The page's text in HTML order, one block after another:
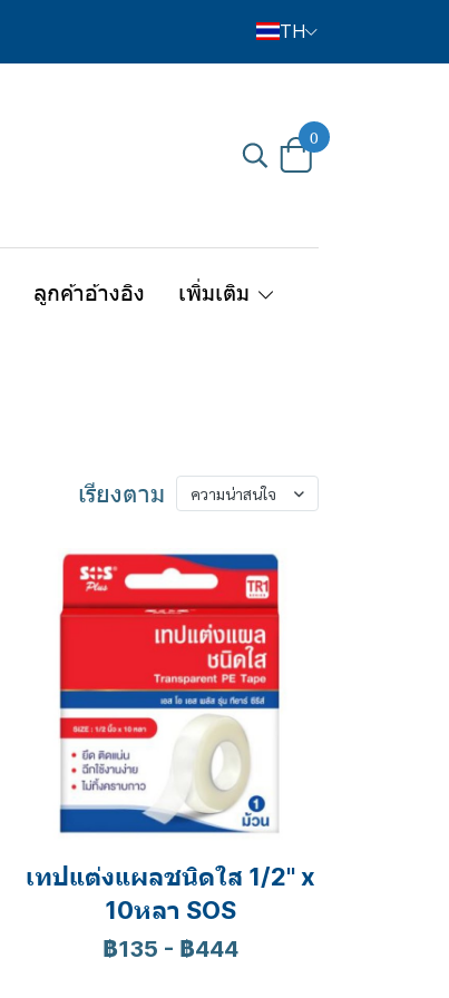
TH
0
ลูกค้าอ้างอิง เพิ่มเติม
เรียงตาม ความน่าสนใจ
เทปแต่งแผลชนิดใส 1/2" x
10หลา SOS
฿135 - ฿444